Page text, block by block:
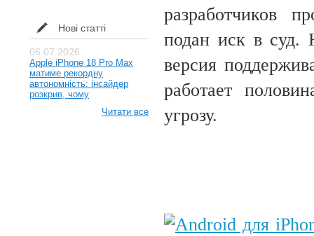
Нові статті
06.07.2026
Apple iPhone 18 Pro Max
матиме рекордну
автономність: інсайдер
розкрив, чому
Читати все
разработчиков
подан иск в суд.
версия
работает
угрозу.